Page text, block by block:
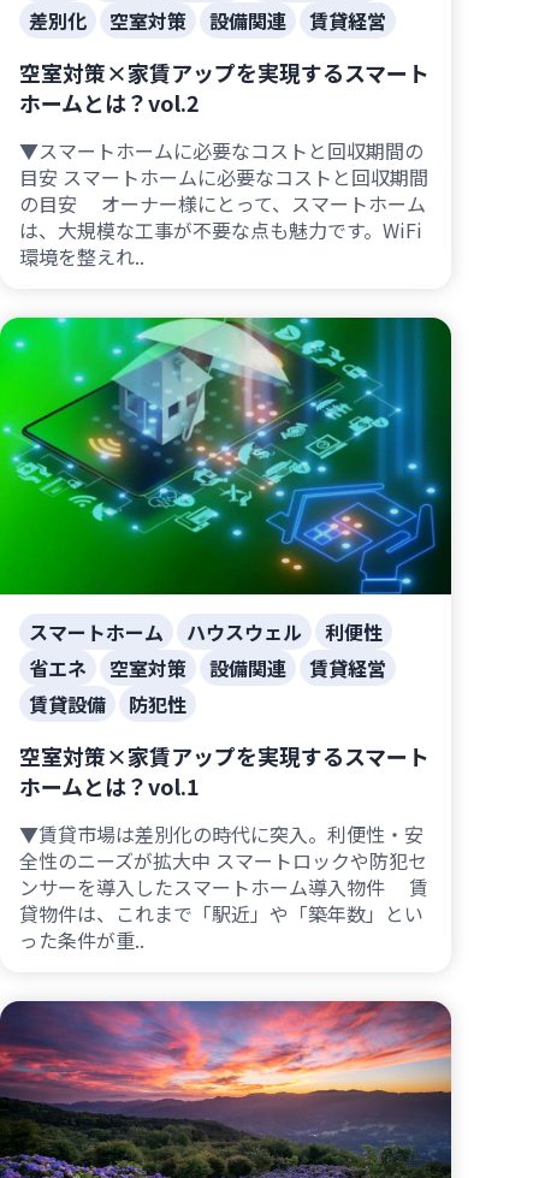
差別化
空室対策 設備関連 賃貸経営
空室対策×家賃アップを実現するスマート
ホームとは？vol.2
▼スマートホームに必要なコストと回収期間の
目安 スマートホームに必要なコストと回収期間
の目安 オーナー様にとって、スマートホーム
は、大規模な工事が不要な点も魅力です。WiFi
環境を整えれ..
スマートホーム ハウスウェル
利便性
省エネ
空室対策 設備関連
賃貸経営
賃貸設備
防犯性
空室対策×家賃アップを実現するスマート
ホームとは？vol.1
▼賃貸市場は差別化の時代に突入。利便性・安
全性のニーズが拡大中 スマートロックや防犯セ
ンサーを導入したスマートホーム導入物件 賃
貸物件は、これまで「駅近」や「築年数」とい
った条件が重..